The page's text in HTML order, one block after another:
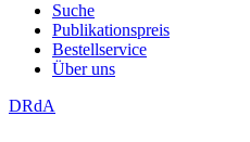
Suche
Publikationspreis
Bestellservice
Über uns
DRdA